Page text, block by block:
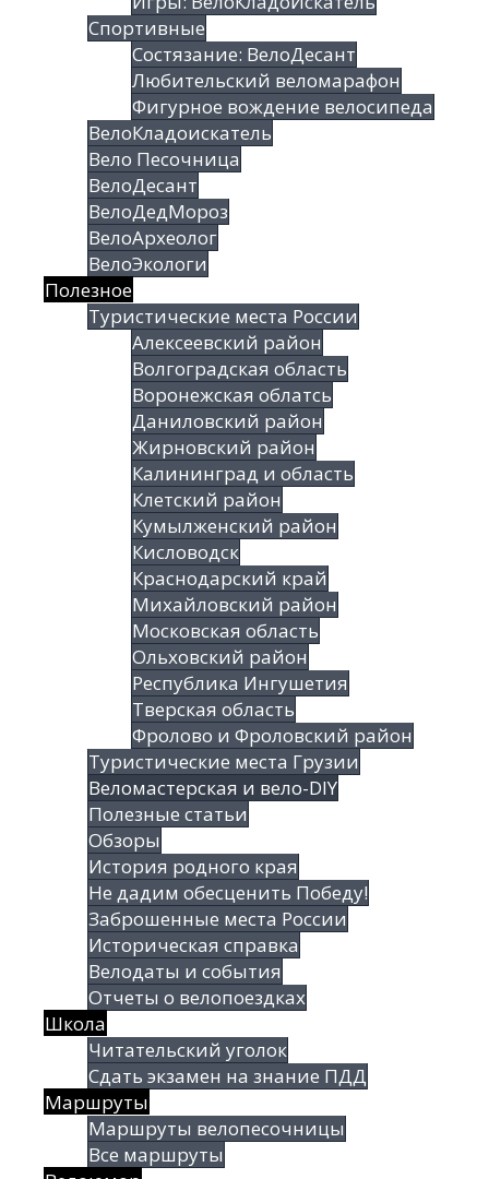
Спортивные
Состязание: ВелоДесант
Любительский веломарафон
Фигурное вождение велосипеда
ВелоКладоискатель
Вело Песочница
ВелоДесант
ВелоДедМороз
ВелоАрхеолог
ВелоЭкологи
Полезное
Туристические места России
Алексеевский район
Волгоградская облаcть
Воронежская облатсь
Даниловский район
Жирновский район
Калининград и область
Клетский район
Кумылженский район
Кисловодск
Краснодарский край
Михайловский район
Московская область
Ольховский район
Республика Ингушетия
Тверская область
Фролово и Фроловский район
Туристические места Грузии
Веломастерская и вело-DIY
Полезные статьи
Обзоры
История родного края
Не дадим обесценить Победу!
Заброшенные места России
Историческая справка
Велодаты и события
Отчеты о велопоездках
Школа
Читательский уголок
Сдать экзамен на знание ПДД
Маршруты
Маршруты велопесочницы
Все маршруты